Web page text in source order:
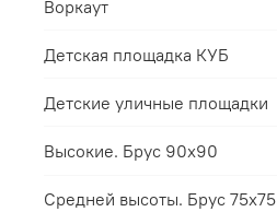
Воркаут
Детская площадка КУБ
Детские уличные площадки
Высокие. Брус 90х90
Средней высоты. Брус 75х75